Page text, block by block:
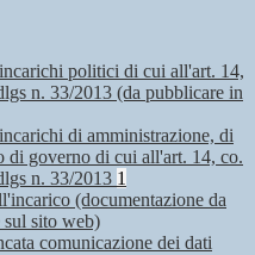
politici di cui all'art. 14,
n. 33/2013 (da pubblicare in
di amministrazione, di
di governo di cui all'art. 14, co.
n. 33/2013 1
(documentazione da
sul sito web)
comunicazione dei dati